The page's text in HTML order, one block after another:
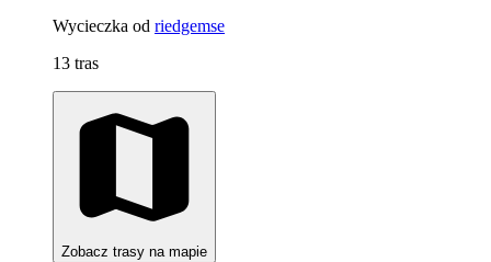
Wycieczka od riedgemse
13 tras
Zobacz trasy na mapie